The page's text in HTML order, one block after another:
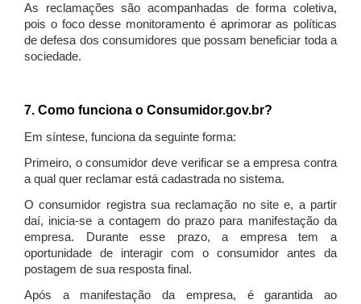
As reclamações são acompanhadas de forma coletiva,
pois o foco desse monitoramento é aprimorar as políticas
de defesa dos consumidores que possam beneficiar toda a
sociedade.
7. Como funciona o Consumidor.gov.br?
Em síntese, funciona da seguinte forma:
Primeiro, o consumidor deve verificar se a empresa contra
a qual quer reclamar está cadastrada no sistema.
O consumidor registra sua reclamação no site e, a partir
daí, inicia-se a contagem do prazo para manifestação da
empresa. Durante esse prazo, a empresa tem a
oportunidade de interagir com o consumidor antes da
postagem de sua resposta final.
Após a manifestação da empresa, é garantida ao